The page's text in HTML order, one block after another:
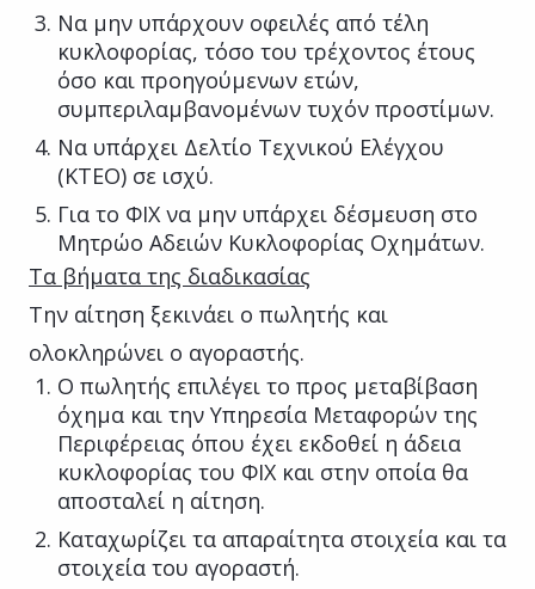
Να μην υπάρχουν οφειλές από τέλη
κυκλοφορίας, τόσο του τρέχοντος έτους
όσο και προηγούμενων ετών,
συμπεριλαμβανομένων τυχόν προστίμων.
Να υπάρχει Δελτίο Τεχνικού Ελέγχου
(ΚΤΕΟ) σε ισχύ.
Για το ΦΙΧ να μην υπάρχει δέσμευση στο
Μητρώο Αδειών Κυκλοφορίας Οχημάτων.
Τα βήματα της διαδικασίας
Την αίτηση ξεκινάει ο πωλητής και
ολοκληρώνει ο αγοραστής.
Ο πωλητής επιλέγει το προς μεταβίβαση
όχημα και την Υπηρεσία Μεταφορών της
Περιφέρειας όπου έχει εκδοθεί η άδεια
κυκλοφορίας του ΦΙΧ και στην οποία θα
αποσταλεί η αίτηση.
Καταχωρίζει τα απαραίτητα στοιχεία και τα
στοιχεία του αγοραστή.